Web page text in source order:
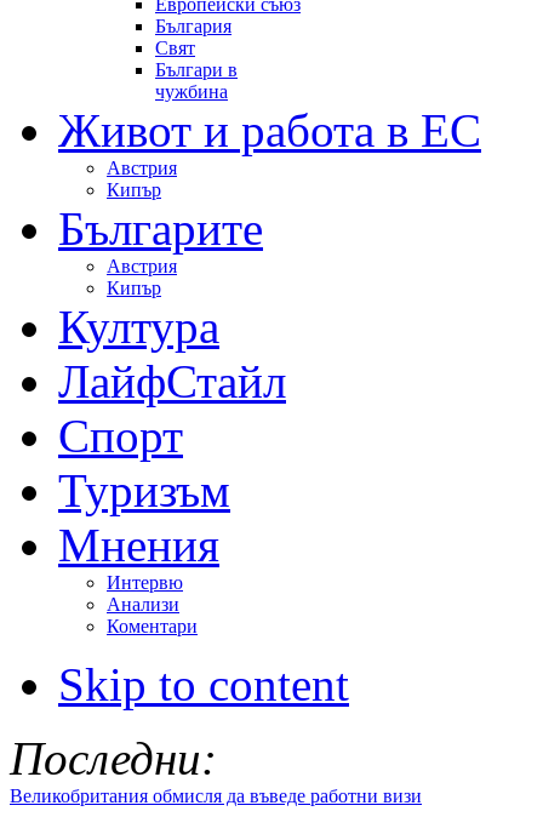
България
Свят
Българи в
чужбина
Живот и работа в ЕС
Австрия
Кипър
Българите
Австрия
Кипър
Култура
ЛайфСтайл
Спорт
Туризъм
Мнения
Интервю
Анализи
Коментари
Skip to content
Последни:
Великобритания обмисля да въведе работни визи